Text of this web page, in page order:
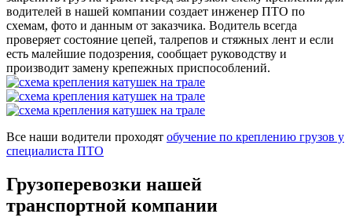
водителей в нашей компании создает инженер ПТО по
схемам, фото и данным от заказчика. Водитель всегда
проверяет состояние цепей, талрепов и стяжных лент и если
есть малейшие подозрения, сообщает руководству и
производит замену крепежных приспособлений.
Все наши водители проходят обучение по креплению грузов у
специалиста ПТО
Грузоперевозки нашей
транспортной компании